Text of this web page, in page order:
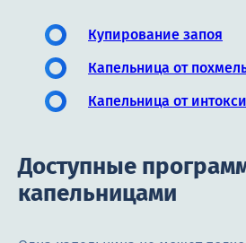
Купирование запоя
Капельница от
Капельница от
Доступные
капельницами